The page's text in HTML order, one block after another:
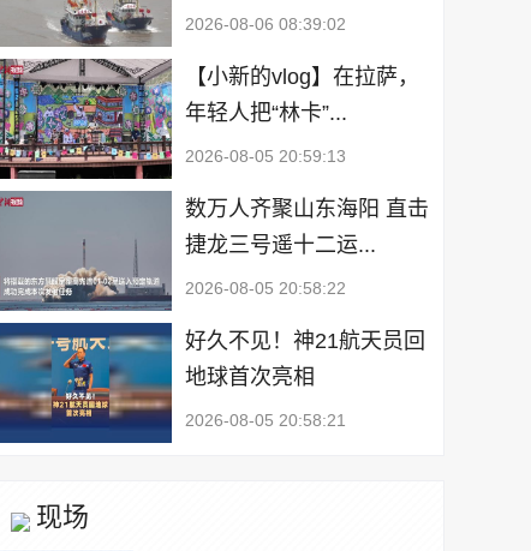
2026-08-06 08:39:02
【小新的vlog】在拉萨，
年轻人把“林卡”...
2026-08-05 20:59:13
数万人齐聚山东海阳 直击
捷龙三号遥十二运...
2026-08-05 20:58:22
好久不见！神21航天员回
地球首次亮相
2026-08-05 20:58:21
现场